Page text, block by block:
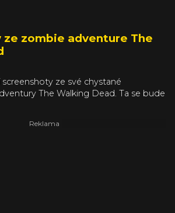
ze zombie adventure The
ze své chystané
The Walking Dead. Ta se bude
místo", kde jste ve hrách kdy